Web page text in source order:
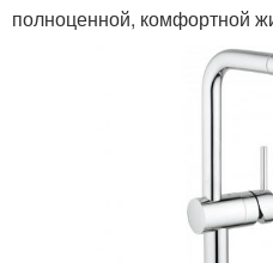
полноценной, комфортной